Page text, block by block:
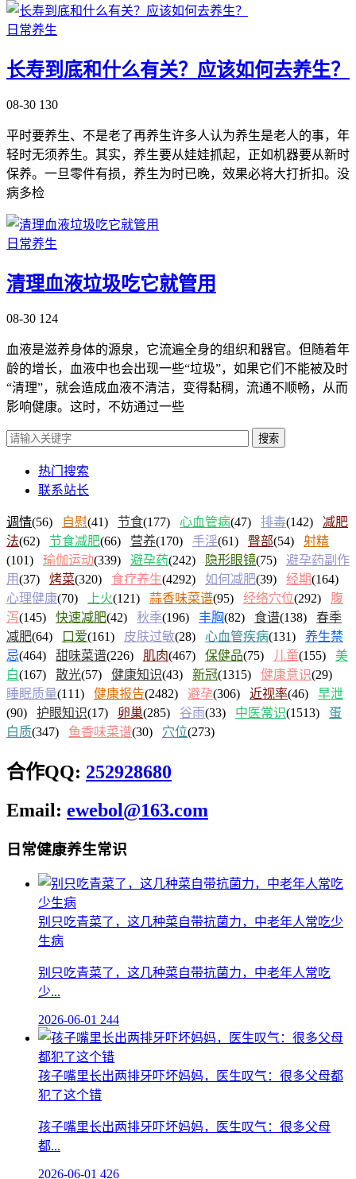
日常养生
长寿到底和什么有关？应该如何去养生？
08-30 130
平时要养生、不是老了再养生许多人认为养生是老人的事，年
轻时无须养生。其实，养生要从娃娃抓起，正如机器要从新时
保养。一旦零件有损，养生为时已晚，效果必将大打折扣。没
病多检
日常养生
清理血液垃圾吃它就管用
08-30 124
血液是滋养身体的源泉，它流遍全身的组织和器官。但随着年
龄的增长，血液中也会出现一些“垃圾”，如果它们不能被及时
“清理”，就会造成血液不清洁，变得黏稠，流通不顺畅，从而
影响健康。这时，不妨通过一些
搜索
热门搜索
联系站长
调情(56) 自慰(41) 节食(177) 心血管病(47) 排毒(142) 减肥
法(62) 节食减肥(66) 营养(170) 手淫(61) 臀部(54) 射精
(101) 瑜伽运动(339) 避孕药(242) 隐形眼镜(75) 避孕药副作
用(37) 烤菜(320) 食疗养生(4292) 如何减肥(39) 经期(164)
心理健康(70) 上火(121) 蒜香味菜谱(95) 经络穴位(292) 腹
泻(145) 快速减肥(42) 秋季(196) 丰胸(82) 食谱(138) 春季
减肥(64) 口爱(161) 皮肤过敏(28) 心血管疾病(131) 养生禁
忌(464) 甜味菜谱(226) 肌肉(467) 保健品(75) 儿童(155) 美
白(167) 散光(57) 健康知识(43) 新冠(1315) 健康意识(29)
睡眠质量(111) 健康报告(2482) 避孕(306) 近视率(46) 早泄
(90) 护眼知识(17) 卵巢(285) 谷雨(33) 中医常识(1513) 蛋
白质(347) 鱼香味菜谱(30) 穴位(273)
合作QQ: 252928680
Email: ewebol@163.com
日常健康养生常识
别只吃青菜了，这几种菜自带抗菌力，中老年人常吃少
生病
别只吃青菜了，这几种菜自带抗菌力，中老年人常吃
少...
2026-06-01 244
孩子嘴里长出两排牙吓坏妈妈，医生叹气：很多父母都
犯了这个错
孩子嘴里长出两排牙吓坏妈妈，医生叹气：很多父母
都...
2026-06-01 426